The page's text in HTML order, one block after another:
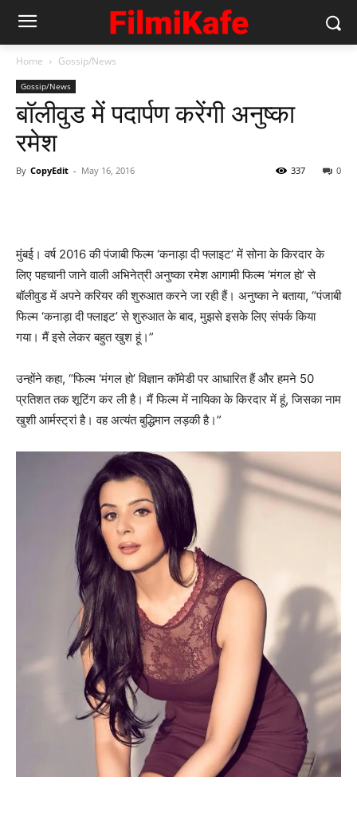
Home Gossip/News
Gossip/News
बॉलीवुड में पदार्पण करेंगी अनुष्का
रमेश
By CopyEdit - May 16, 2016 0
337
मुंबई। वर्ष 2016 की पंजाबी फिल्म ‘कनाड़ा दी फ्लाइट’ में सोना के किरदार के
लिए पहचानी जाने वाली अभिनेत्री अनुष्का रमेश आगामी फिल्म ‘मंगल हो’ से
बॉलीवुड में अपने करियर की शुरुआत करने जा रही हैं। अनुष्का ने बताया, “पंजाबी
फिल्म ‘कनाड़ा दी फ्लाइट’ से शुरुआत के बाद, मुझसे इसके लिए संपर्क किया
गया। मैं इसे लेकर बहुत खुश हूं।”
उन्होंने कहा, “फिल्म ‘मंगल हो’ विज्ञान कॉमेडी पर आधारित हैं और हमने 50
प्रतिशत तक शूटिंग कर ली है। मैं फिल्म में नायिका के किरदार में हूं, जिसका नाम
खुशी आर्मस्ट्रां है। वह अत्यंत बुद्धिमान लड़की है।”